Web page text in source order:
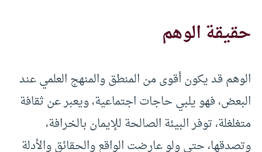
حقيقة الوهم
الوهم قد يكون أقوى من المنطق والمنهج العلمي عند
البعض، فهو يلبي حاجات اجتماعية، ويعبر عن ثقافة
متغلغلة، توفر البيئة الصالحة للإيمان بالخرافة،
وتصدقها، حتى ولو عارضت الواقع والحقائق والأدلة